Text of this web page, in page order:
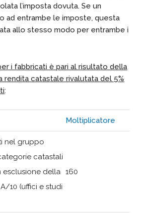
l’imposta dovuta. Se un
ad entrambe le imposte, questa
allo stesso modo per entrambe i
i fabbricati è pari al risultato della
rendita catastale rivalutata del 5%
:
Moltiplicatore
nel gruppo
catastali
della
10 (uffici e studi
160